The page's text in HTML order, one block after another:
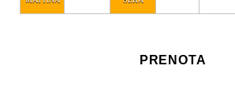
PRENOTA